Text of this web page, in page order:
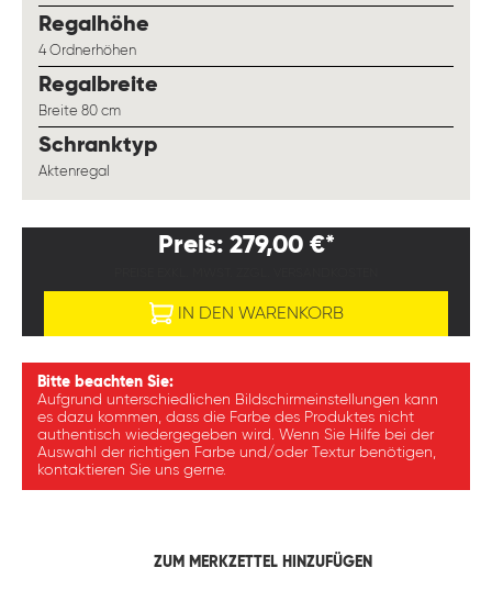
Regalhöhe
4 Ordnerhöhen
Regalbreite
Breite 80 cm
Schranktypauswählen
Aktenregal
Preis: 279,00 €*
IN DEN WARENKORB
Bitte beachten Sie:
Aufgrund unterschiedlichen Bildschirmeinstellungen kann
es dazu kommen, dass die Farbe des Produktes nicht
authentisch wiedergegeben wird. Wenn Sie Hilfe bei der
Auswahl der richtigen Farbe und/oder Textur benötigen,
kontaktieren Sie uns gerne.
ZUM MERKZETTEL HINZUFÜGEN